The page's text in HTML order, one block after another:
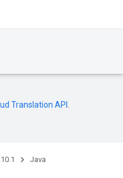
Translation API
Java